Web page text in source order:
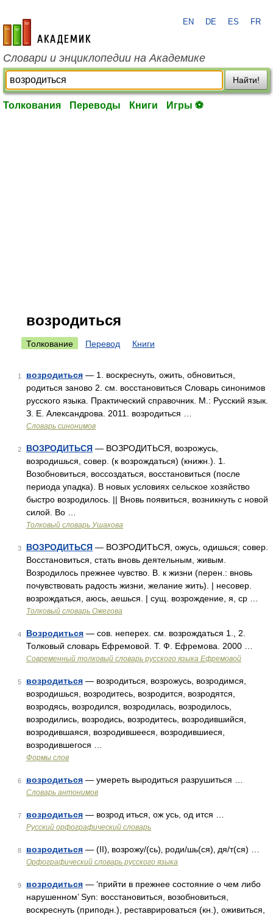
academic.ru
EN DE ES FR
Словари и энциклопедии на Академике
Найти!
Толкования Переводы Книги Игры ⚽
возродиться
Толкование Перевод Книги
1 возродиться — 1. воскреснуть, ожить, обновиться,
родиться заново 2. см. восстановиться Словарь синонимов
русского языка. Практический справочник. М.: Русский язык.
З. Е. Александрова. 2011. возродиться …
Словарь синонимов
2 ВОЗРОДИТЬСЯ — ВОЗРОДИТЬСЯ, возрожусь,
возродишься, совер. (к возрождаться) (книжн.). 1.
Возобновиться, воссоздаться, восстановиться (после
периода упадка). В новых условиях сельское хозяйство
быстро возродилось. || Вновь появиться, возникнуть с новой
силой. Во …
Толковый словарь Ушакова
3 ВОЗРОДИТЬСЯ — ВОЗРОДИТЬСЯ, ожусь, одишься; совер.
Восстановиться, стать вновь деятельным, живым.
Возродилось прежнее чувство. В. к жизни (перен.: вновь
почувствовать радость жизни, желание жить). | несовер.
возрождаться, аюсь, аешься. | сущ. возрождение, я, ср …
Толковый словарь Ожегова
4 Возродиться — сов. неперех. см. возрождаться 1., 2.
Толковый словарь Ефремовой. Т. Ф. Ефремова. 2000 …
Современный толковый словарь русского языка Ефремовой
5 возродиться — возродиться, возрожусь, возродимся,
возродишься, возродитесь, возродится, возродятся,
возродясь, возродился, возродилась, возродилось,
возродились, возродись, возродитесь, возродившийся,
возродившаяся, возродившееся, возродившиеся,
возродившегося …
Формы слов
6 возродиться — умереть выродиться разрушиться …
Словарь антонимов
7 возродиться — возрод иться, ож усь, од ится …
Русский орфографический словарь
8 возродиться — (II)‚ возрожу/(сь)‚ роди/шь(ся)‚ дя/т(ся) …
Орфографический словарь русского языка
9 возродиться — ‘прийти в прежнее состояние о чем либо
нарушенном’ Syn: восстановиться, возобновиться,
воскреснуть (приподн.), реставрироваться (кн.), оживиться,